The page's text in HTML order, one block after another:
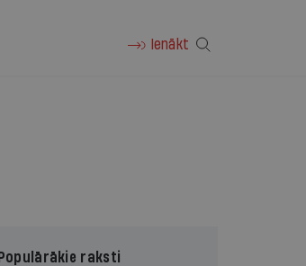
Ienākt
Populārākie raksti